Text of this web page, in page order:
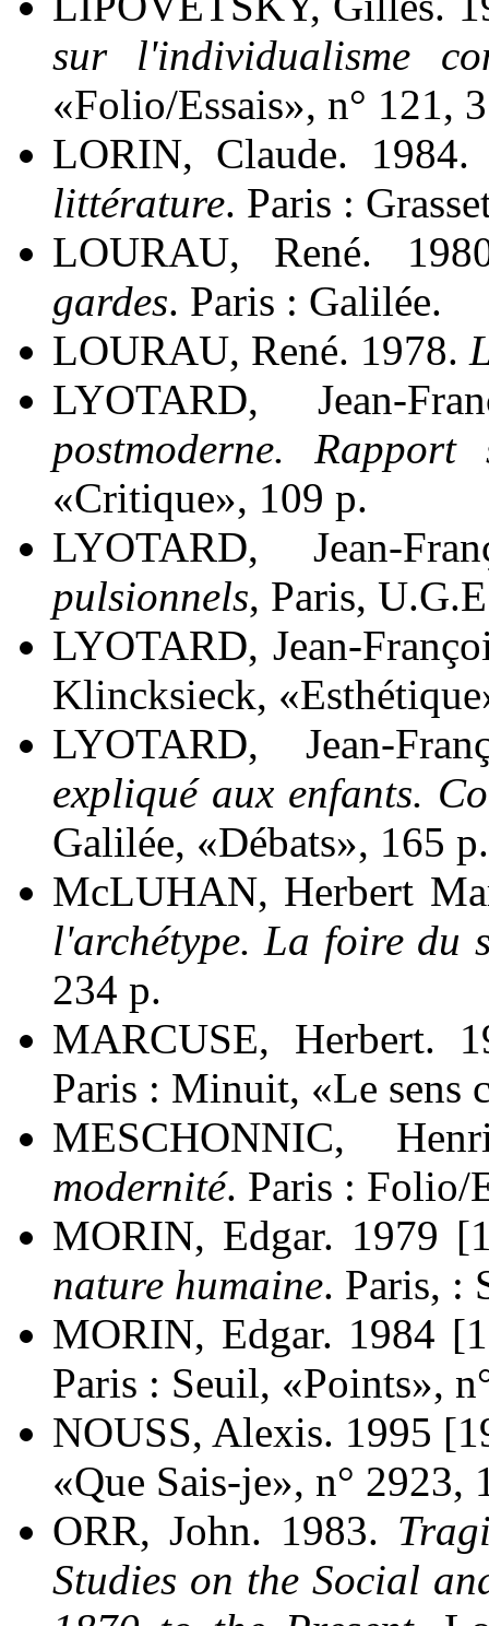
sur l'individualisme
«Folio/Essais», n° 121,
LORIN, Claude.
littérature. Paris :
LOURAU, René.
gardes. Paris : Galilée.
LOURAU, René. 1978.
LYOTARD, Jean-
postmoderne.
«Critique», 109 p.
LYOTARD, Jean-
pulsionnels, Paris,
LYOTARD, Jean-
Klincksieck,
LYOTARD, Jean-
expliqué aux enfants.
Galilée, «Débats», 165 p.
McLUHAN, Herbert
l'archétype. La foire du
234 p.
MARCUSE, Herbert.
Paris : Minuit, «Le sens
MESCHONNIC,
modernité. Paris : Folio/
MORIN, Edgar. 1979
nature humaine. Paris, :
MORIN, Edgar. 1984
Paris : Seuil, «Points»,
NOUSS, Alexis. 1995
«Que Sais-je», n° 2923,
ORR, John. 1983.
Studies on the Social